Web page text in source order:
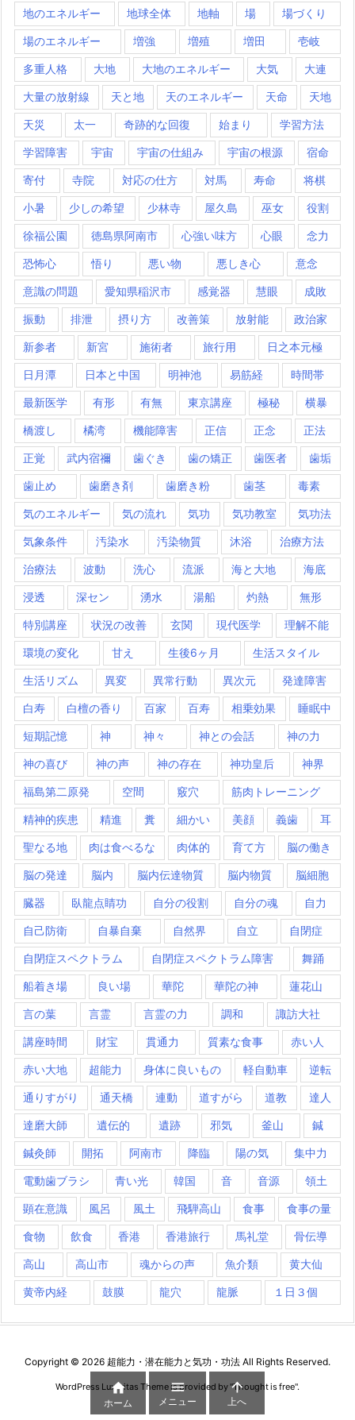
地のエネルギー 地球全体 地軸 場 場づくり
場のエネルギー 増強 増殖 増田 壱岐
多重人格 大地 大地のエネルギー 大気 大連
大量の放射線 天と地 天のエネルギー 天命 天地
天災 太一 奇跡的な回復 始まり 学習方法
学習障害 宇宙 宇宙の仕組み 宇宙の根源 宿命
寄付 寺院 対応の仕方 対馬 寿命 将棋
小暑 少しの希望 少林寺 屋久島 巫女 役割
徐福公園 徳島県阿南市 心強い味方 心眼 念力
恐怖心 悟り 悪い物 悪しき心 意念
意識の問題 愛知県稲沢市 感覚器 慧眼 成敗
振動 排泄 摂り方 改善策 放射能 政治家
新参者 新宮 施術者 旅行用 日之本元極
日月潭 日本と中国 明神池 易筋経 時間帯
最新医学 有形 有無 東京講座 極秘 横暴
橋渡し 橘湾 機能障害 正信 正念 正法
正覚 武内宿禰 歯ぐき 歯の矯正 歯医者 歯垢
歯止め 歯磨き剤 歯磨き粉 歯茎 毒素
気のエネルギー 気の流れ 気功 気功教室 気功法
気象条件 汚染水 汚染物質 沐浴 治療方法
治療法 波動 洗心 流派 海と大地 海底
浸透 深セン 湧水 湯船 灼熱 無形
特別講座 状況の改善 玄関 現代医学 理解不能
環境の変化 甘え 生後6ヶ月 生活スタイル
生活リズム 異変 異常行動 異次元 発達障害
白寿 白檀の香り 百家 百寿 相乗効果 睡眠中
短期記憶 神 神々 神との会話 神の力
神の喜び 神の声 神の存在 神功皇后 神界
福島第二原発 空間 竅穴 筋肉トレーニング
精神的疾患 精進 糞 細かい 美顔 義歯 耳
聖なる地 肉は食べるな 肉体的 育て方 脳の働き
脳の発達 脳内 脳内伝達物質 脳内物質 脳細胞
臓器 臥龍点睛功 自分の役割 自分の魂 自力
自己防衛 自暴自棄 自然界 自立 自閉症
自閉症スペクトラム 自閉症スペクトラム障害 舞踊
船着き場 良い場 華陀 華陀の神 蓮花山
言の葉 言霊 言霊の力 調和 諏訪大社
講座時間 財宝 貫通力 質素な食事 赤い人
赤い大地 超能力 身体に良いもの 軽自動車 逆転
通りすがり 通天橋 連動 道すがら 道教 達人
達磨大師 遺伝的 遺跡 邪気 釜山 鍼
鍼灸師 開拓 阿南市 降臨 陽の気 集中力
電動歯ブラシ 青い光 韓国 音 音源 領土
顕在意識 風呂 風土 飛騨高山 食事 食事の量
食物 飲食 香港 香港旅行 馬礼堂 骨伝導
高山 高山市 魂からの声 魚介類 黄大仙
黄帝内経 鼓膜 龍穴 龍脈 １日３個
Copyright © 2026 超能力・潜在能力と気功・功法 All Rights Reserved.
WordPress Luxeritas Theme is provided by "Thought is free".

ホーム

メニュー

上へ